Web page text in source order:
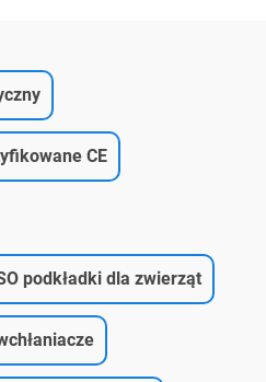
CE
podkładki dla zwierząt